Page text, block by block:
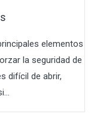
elementos
la seguridad de
difícil de abrir,